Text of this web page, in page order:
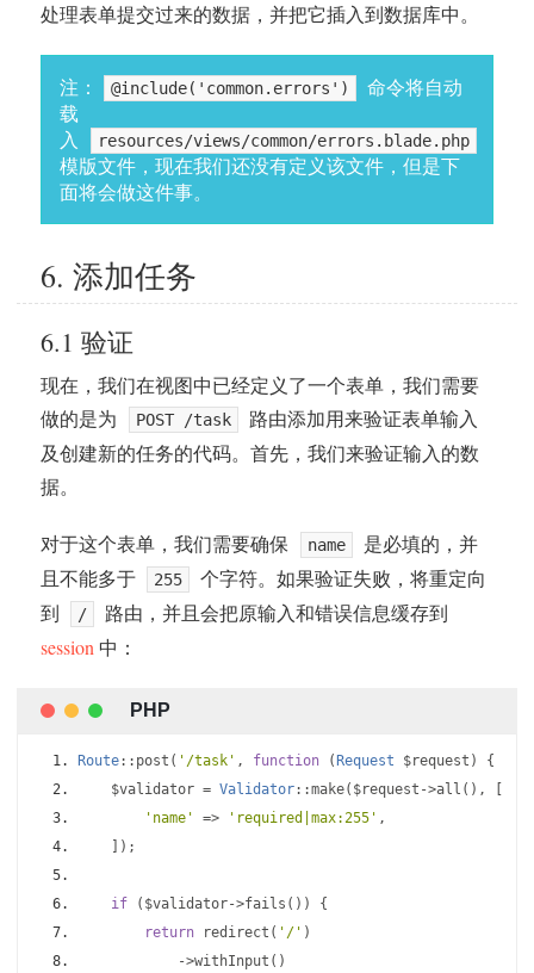
处理表单提交过来的数据，并把它插入到数据库中。
注： @include('common.errors')
命令将自动
载
入
resources/views/common/errors.blade.php
模版文件，现在我们还没有定义该文件，但是下
面将会做这件事。
6. 添加任务
6.1 验证
现在，我们在视图中已经定义了一个表单，我们需要
做的是为
POST /task
路由添加用来验证表单输入
及创建新的任务的代码。首先，我们来验证输入的数
据。
对于这个表单，我们需要确保 name
是必填的，并
且不能多于
255
个字符。如果验证失败，将重定向
到
/
路由，并且会把原输入和错误信息缓存到
session 中：
Route:: post ( '/task' , function ( Request $request )
{
    $validator
= Validator::make( $request ->all (),
'name'
=> 'required|max:255' ,
]);
if ( $validator->fails ())
{
return redirect ( '/' )
->withInput ()